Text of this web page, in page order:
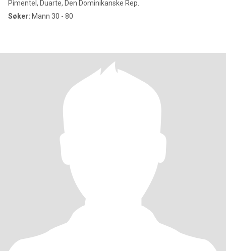
Pimentel, Duarte, Den Dominikanske Rep.
Søker: Mann 30 - 80